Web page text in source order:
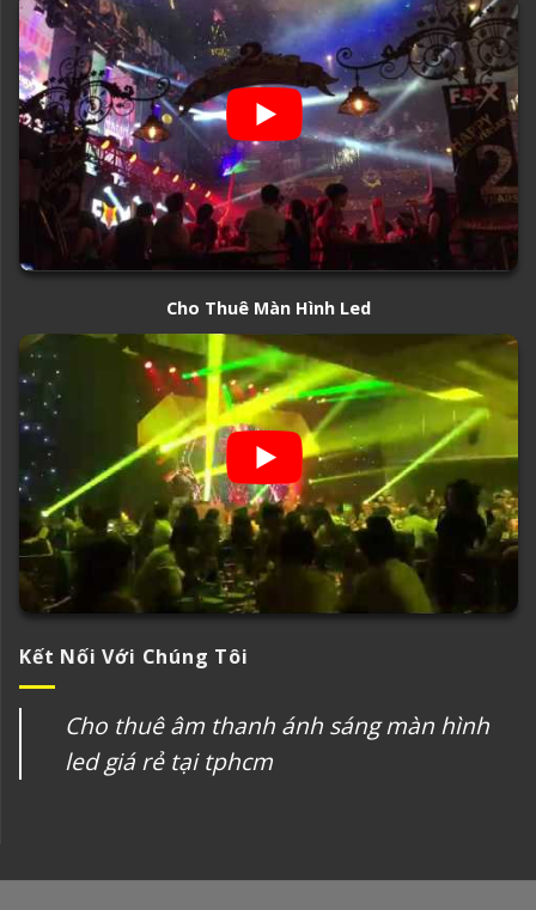
Cho Thuê Màn Hình Led
Kết Nối Với Chúng Tôi
Cho thuê âm thanh ánh sáng màn hình
led giá rẻ tại tphcm